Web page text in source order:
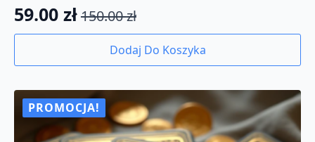
150.00zł
Pierwotna
wynosiła:
150.00 zł.
59.00 zł
Aktualna
wynosi:
59.00 zł.
Dodaj Do Koszyka
PROMOCJA!